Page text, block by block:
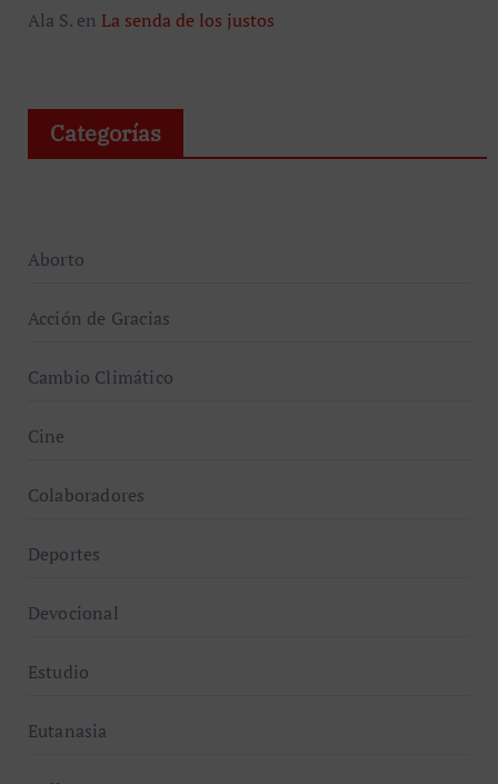
Ala S.en La senda de los justos
Categorías
Aborto
Acción de Gracias
Cambio Climático
Cine
Colaboradores
Deportes
Devocional
Estudio
Eutanasia